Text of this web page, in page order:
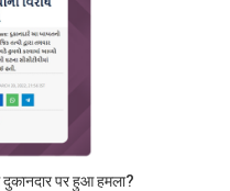
पर हुआ हमला?